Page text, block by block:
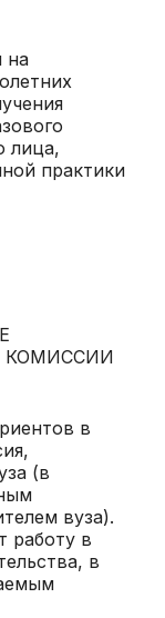
на
лица,
практики
КОМИССИИ
в
(в
вуза).
работу в
в